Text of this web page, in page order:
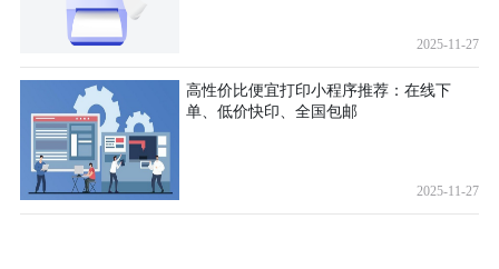
2025-11-27
高性价比便宜打印小程序推荐：在线下
单、低价快印、全国包邮
2025-11-27